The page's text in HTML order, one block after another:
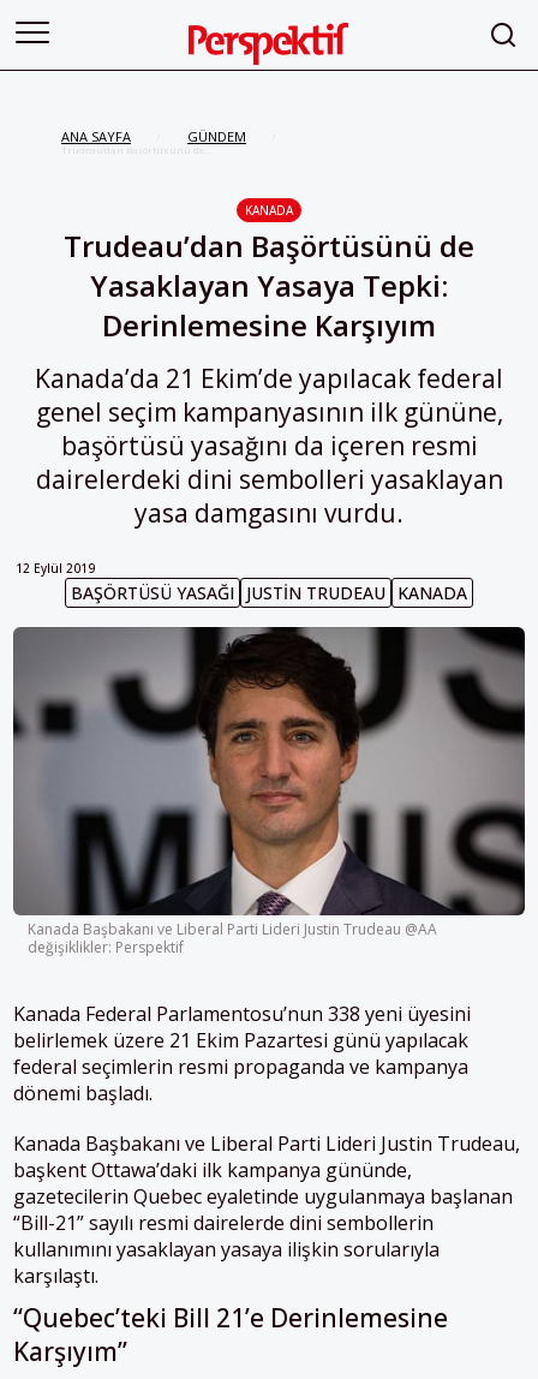
ANA SAYFA GÜNDEM
Trudeau’dan Başörtüsünü de
KANADA
Trudeau’dan Başörtüsünü de
Yasaklayan Yasaya Tepki:
Derinlemesine Karşıyım
Kanada’da 21 Ekim’de yapılacak federal
genel seçim kampanyasının ilk gününe,
başörtüsü yasağını da içeren resmi
dairelerdeki dini sembolleri yasaklayan
yasa damgasını vurdu.
12 Eylül 2019
BAŞÖRTÜSÜ YASAĞI JUSTIN TRUDEAU KANADA
Kanada Başbakanı ve Liberal Parti Lideri Justin Trudeau @AA
değişiklikler: Perspektif
Kanada Federal Parlamentosu’nun 338 yeni üyesini
belirlemek üzere 21 Ekim Pazartesi günü yapılacak
federal seçimlerin resmi propaganda ve kampanya
dönemi başladı.
Kanada Başbakanı ve Liberal Parti Lideri Justin Trudeau,
başkent Ottawa’daki ilk kampanya gününde,
gazetecilerin Quebec eyaletinde uygulanmaya başlanan
“Bill-21” sayılı resmi dairelerde dini sembollerin
kullanımını yasaklayan yasaya ilişkin sorularıyla
karşılaştı.
“Quebec’teki Bill 21’e Derinlemesine
Karşıyım”